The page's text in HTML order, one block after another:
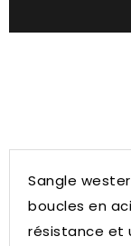
Sangle
boucles en
résistance et